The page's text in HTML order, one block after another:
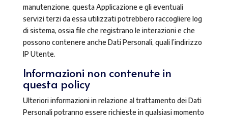
manutenzione, questa Applicazione e gli eventuali
servizi terzi da essa utilizzati potrebbero raccogliere log
di sistema, ossia file che registrano le interazioni e che
possono contenere anche Dati Personali, quali l’indirizzo
IP Utente.
Informazioni non contenute in
questa policy
Ulteriori informazioni in relazione al trattamento dei Dati
Personali potranno essere richieste in qualsiasi momento